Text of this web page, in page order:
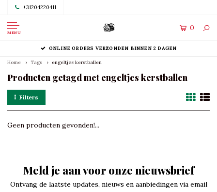
+31204220411
MENU
0
ONLINE ORDERS VERZONDEN BINNEN 2 DAGEN
Home Tags engeltjes kerstballen
Producten getagd met engeltjes kerstballen
Filters
Geen producten gevonden!...
Meld je aan voor onze nieuwsbrief
Ontvang de laatste updates, nieuws en aanbiedingen via email